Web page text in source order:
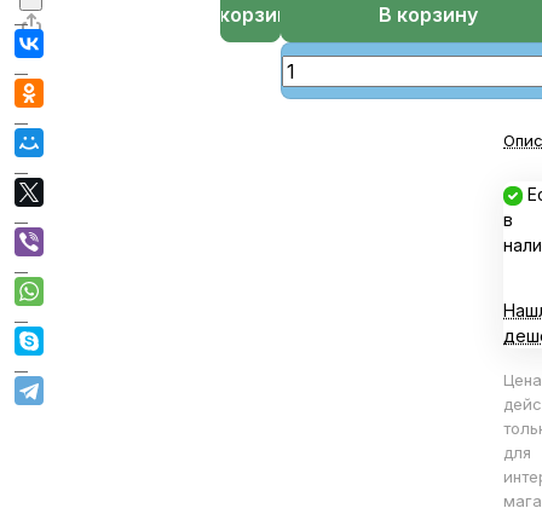
В корзину
В корзине
в
Цена
для